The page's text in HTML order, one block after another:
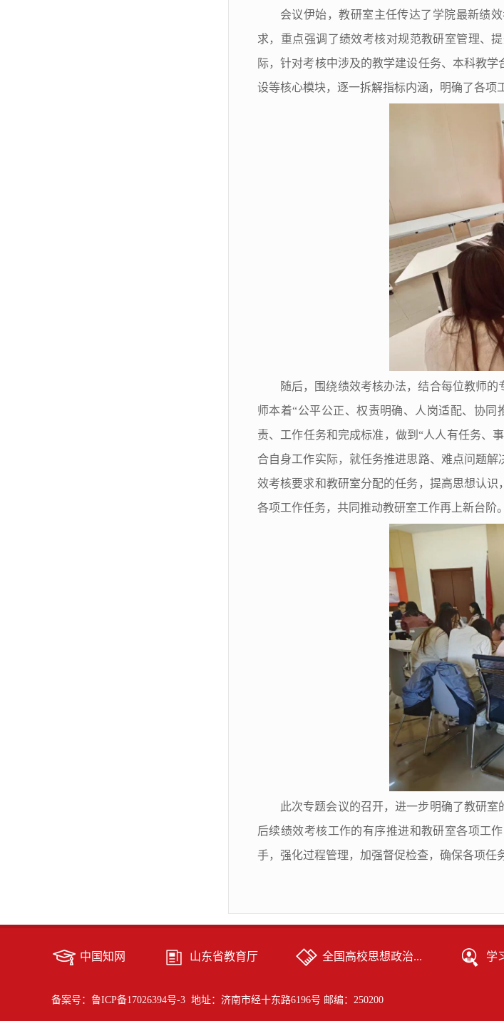
会议伊始，教研室主任传达了学院最新绩
求，重点强调了绩效考核对规范教研室管理、
际，针对考核中涉及的教学建设任务、本科教
设等核心模块，逐一拆解指标内涵，明确了各项
随后，围绕绩效考核办法，结合每位教师
师本着“公平公正、权责明确、人岗适配、协
责、工作任务和完成标准，做到“人人有任务、
合自身工作实际，就任务推进思路、难点问题
效考核要求和教研室分配的任务，提高思想认
各项工作任务，共同推动教研室工作再上新台阶。
此次专题会议的召开，进一步明确了教研
后续绩效考核工作的有序推进和教研室各项工
手，强化过程管理，加强督促检查，确保各项任
中国知网 山东省教育厅 全国高校思想政治... 学
备案号：鲁ICP备17026394号-3 地址：济南市经十东路6196号 邮编：250200